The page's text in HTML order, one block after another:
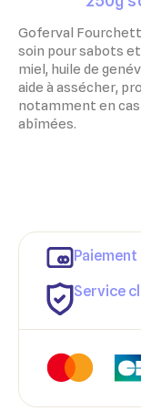
Goferval
soin pour sabots
miel, huile de
aide à assécher,
notamment en
abîmées.
Service